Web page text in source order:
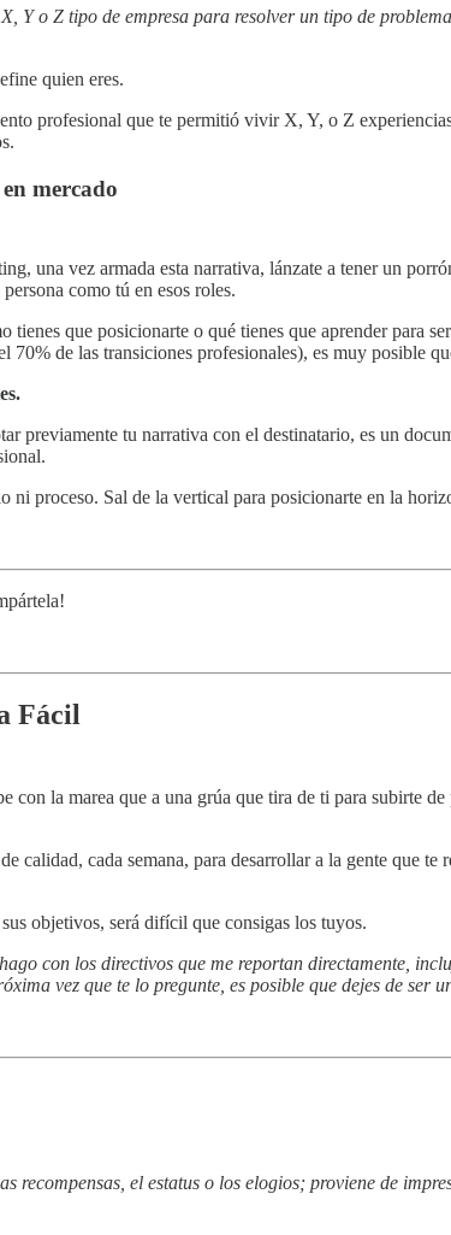
Y o Z tipo de empresa para resolver un tipo de
quien eres.
profesional que te permitió vivir X, Y, o Z
mercado
una vez armada esta narrativa, lánzate a tener un
como tú en esos roles.
tienes que posicionarte o qué tienes que aprender para
70% de las transiciones profesionales), es muy posible
previamente tu narrativa con el destinatario, es un
proceso. Sal de la vertical para posicionarte en la
Fácil
con la marea que a una grúa que tira de ti para subirte
calidad, cada semana, para desarrollar a la gente que
objetivos, será difícil que consigas los tuyos.
con los directivos que me reportan directamente,
vez que te lo pregunte, es posible que dejes de ser
recompensas, el estatus o los elogios; proviene de